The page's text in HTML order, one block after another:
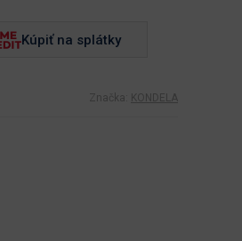
Kúpiť na splátky
Značka: KONDELA